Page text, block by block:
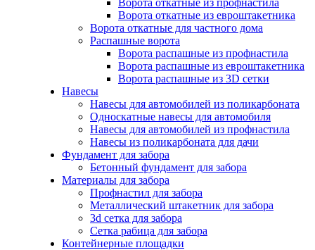
Ворота откатные из евроштакетника
Ворота откатные для частного дома
Распашные ворота
Ворота распашные из профнастила
Ворота распашные из евроштакетника
Ворота распашные из 3D сетки
Навесы
Навесы для автомобилей из поликарбоната
Односкатные навесы для автомобиля
Навесы для автомобилей из профнастила
Навесы из поликарбоната для дачи
Фундамент для забора
Бетонный фундамент для забора
Материалы для забора
Профнастил для забора
Металлический штакетник для забора
3d сетка для забора
Сетка рабица для забора
Контейнерные площадки